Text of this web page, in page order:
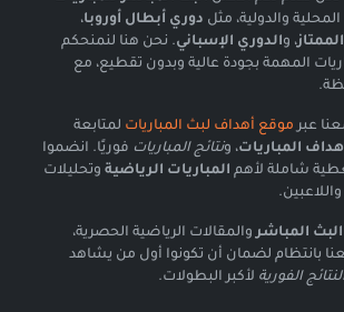
والدولية، مثل دوري أبطال أوروبا،
، والدوري الإسباني. نحن هنا لنمنحكم
المهمة بجودة عالية وبدون تقطيع، مع
عبر موقع أهداف لبث المباريات لمتابعة
المباريات، ونتائج المباريات فوريًا. انضموا
شاملة لأهم المباريات الرياضية وتحليلات
البث المباشروالمقالات الرياضية الحصرية،
بانتظام لضمان أن تكونوا أول من يشاهد
الفورية لأكبر البطولات.